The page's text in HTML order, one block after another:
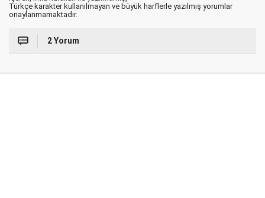
Türkçe karakter kullanılmayan ve büyük harflerle yazılmış yorumlar
onaylanmamaktadır.
2 Yorum